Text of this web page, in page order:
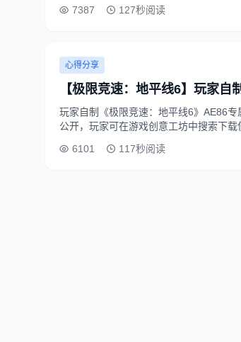
7387
127秒阅读
心得分享
【极限竞速：地平线6】玩家自
玩家自制《极限竞速：地平线6》AE86
公开，玩家可在游戏创意工坊中搜索下载
6101
117秒阅读